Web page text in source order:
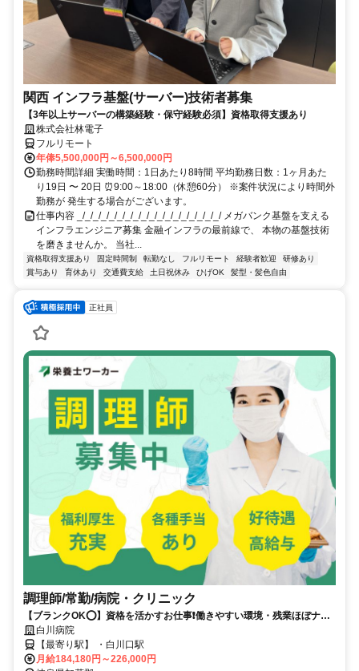
関西 インフラ基盤(サーバー)技術者募集
【3年以上サーバーの構築経験・保守経験必須】資格取得支援あり
株式会社林電子
フルリモート
年俸5,500,000円～6,500,000円
勤務時間詳細 実働時間：1日あたり8時間 平均勤務日数：1ヶ月あた
り19日 〜 20日 ⏰9:00～18:00（休憩60分） ※案件状況により時間外
勤務が 発生する場合がございます。
仕事内容 _/_/_/_/_/_/_/_/_/_/_/_/_/_/_/_/_/_/ メガバンク基盤を支える
インフラエンジニア募集 金融インフラの最前線で、 本物の基盤技術
を磨きませんか。 当社...
資格取得支援あり 固定時間制 転勤なし フルリモート 経験者歓迎
研修あり
賞与あり
育休あり 交通費支給 土日祝休み ひげOK 髪型・髪色自由
正社員
調理師/常勤/病院・クリニック
【ブランクOK⭕️】資格を活かすお仕事❗️働きやすい環境・残業ほぼナシ
✨ 白川病院
【最寄り駅】 ・白川口駅
月給184,180円～226,000円